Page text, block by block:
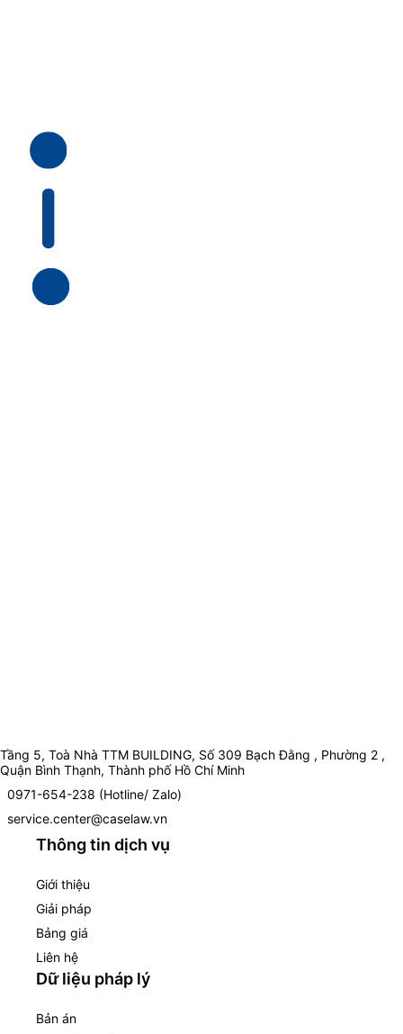
Tầng 5, Toà Nhà TTM BUILDING, Số 309 Bạch Đằng , Phường 2 ,
Quận Bình Thạnh, Thành phố Hồ Chí Minh
0971-654-238 (Hotline/ Zalo)
service.center@caselaw.vn
Thông tin dịch vụ
Giới thiệu
Giải pháp
Bảng giá
Liên hệ
Dữ liệu pháp lý
Bản án